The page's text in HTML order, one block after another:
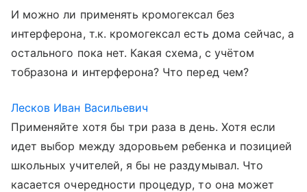
И можно ли применять кромогексал без
интерферона, т.к. кромогексал есть дома сейчас, а
остального пока нет. Какая схема, с учётом
тобразона и интерферона? Что перед чем?
Лесков Иван Васильевич
Применяйте хотя бы три раза в день. Хотя если
идет выбор между здоровьем ребенка и позицией
школьных учителей, я бы не раздумывал. Что
касается очередности процедур, то она может